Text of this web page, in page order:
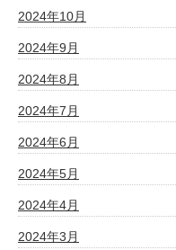
2024年10月
2024年9月
2024年8月
2024年7月
2024年6月
2024年5月
2024年4月
2024年3月